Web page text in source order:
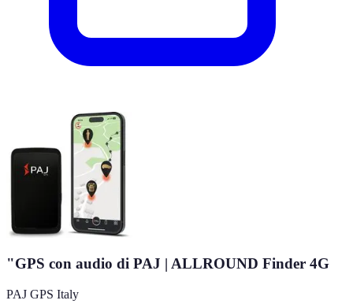
"GPS con audio di PAJ | ALLROUND Finder 4G
PAJ GPS Italy